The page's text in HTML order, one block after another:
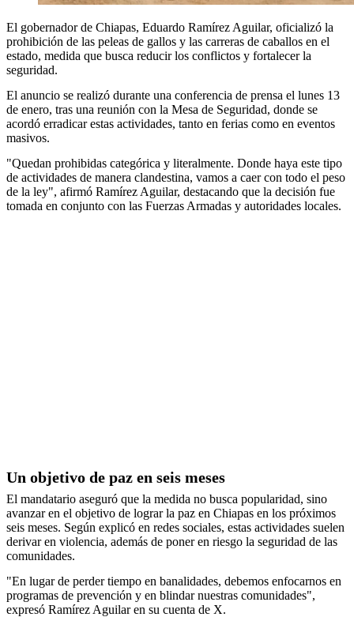
El gobernador de Chiapas, Eduardo Ramírez Aguilar, oficializó la
prohibición de las peleas de gallos y las carreras de caballos en el
estado, medida que busca reducir los conflictos y fortalecer la
seguridad.
El anuncio se realizó durante una conferencia de prensa el lunes 13
de enero, tras una reunión con la Mesa de Seguridad, donde se
acordó erradicar estas actividades, tanto en ferias como en eventos
masivos.
"Quedan prohibidas categórica y literalmente. Donde haya este tipo
de actividades de manera clandestina, vamos a caer con todo el peso
de la ley", afirmó Ramírez Aguilar, destacando que la decisión fue
tomada en conjunto con las Fuerzas Armadas y autoridades locales.
Un objetivo de paz en seis meses
El mandatario aseguró que la medida no busca popularidad, sino
avanzar en el objetivo de lograr la paz en Chiapas en los próximos
seis meses. Según explicó en redes sociales, estas actividades suelen
derivar en violencia, además de poner en riesgo la seguridad de las
comunidades.
"En lugar de perder tiempo en banalidades, debemos enfocarnos en
programas de prevención y en blindar nuestras comunidades",
expresó Ramírez Aguilar en su cuenta de X.